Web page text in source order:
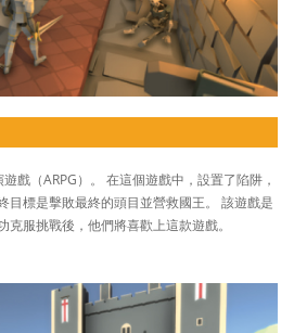
戲（ARPG）。 在這個遊戲中，設置了陷阱，
目標是擊敗最終的頭目並營救國王。 該遊戲是
服挑戰後，他們將喜歡上這款遊戲。